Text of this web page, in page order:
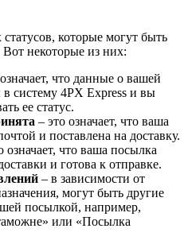
которые могут быть
некоторые из них:
что данные о вашей
систему 4PX Express и вы
ее статус.
– это означает, что ваша
и поставлена на доставку.
означает, что ваша посылка
и готова к отправке.
– в зависимости от
могут быть другие
посылкой, например,
или «Посылка